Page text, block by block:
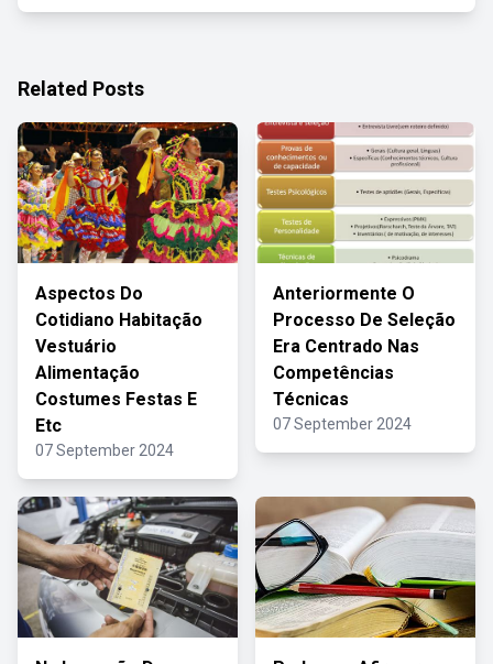
Related Posts
Aspectos Do
Cotidiano Habitação
Vestuário
Alimentação
Costumes Festas E
Etc
07 September 2024
Anteriormente O
Processo De Seleção
Era Centrado Nas
Competências
Técnicas
07 September 2024